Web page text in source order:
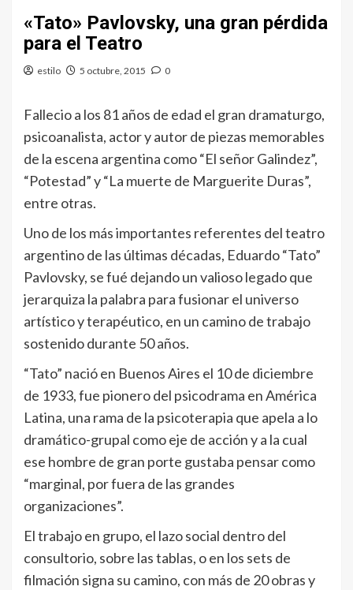
«Tato» Pavlovsky, una gran pérdida
para el Teatro
estilo 5 octubre, 2015 0
Fallecio a los 81 años de edad el gran dramaturgo,
psicoanalista, actor y autor de piezas memorables
de la escena argentina como “El señor Galindez”,
“Potestad” y “La muerte de Marguerite Duras”,
entre otras.
Uno de los más importantes referentes del teatro
argentino de las últimas décadas, Eduardo “Tato”
Pavlovsky, se fué dejando un valioso legado que
jerarquiza la palabra para fusionar el universo
artístico y terapéutico, en un camino de trabajo
sostenido durante 50 años.
“Tato” nació en Buenos Aires el 10 de diciembre
de 1933, fue pionero del psicodrama en América
Latina, una rama de la psicoterapia que apela a lo
dramático-grupal como eje de acción y a la cual
ese hombre de gran porte gustaba pensar como
“marginal, por fuera de las grandes
organizaciones”.
El trabajo en grupo, el lazo social dentro del
consultorio, sobre las tablas, o en los sets de
filmación signa su camino, con más de 20 obras y